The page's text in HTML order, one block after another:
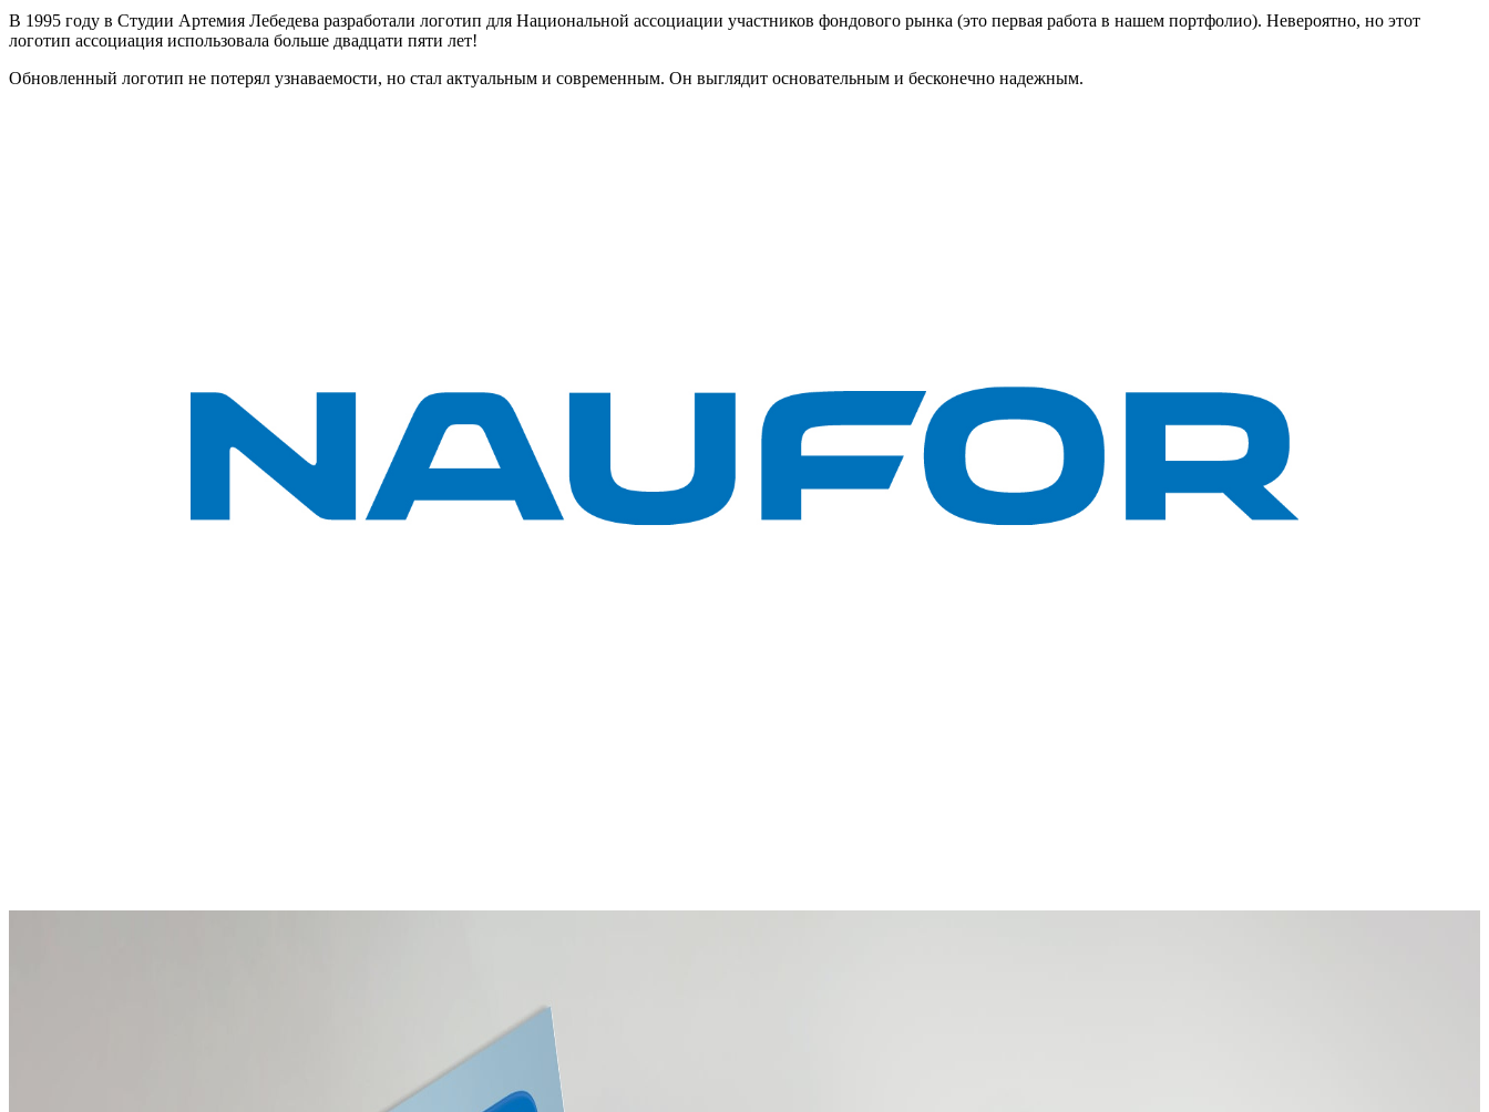
В 1995 году в Студии Артемия Лебедева разработали логотип для Национальной ассоциации участников фондового рынка (это первая работа в нашем портфолио). Невероятно, но этот
логотип ассоциация использовала больше двадцати пяти лет!
Обновленный логотип не потерял узнаваемости, но стал актуальным и современным. Он выглядит основательным и бесконечно надежным.